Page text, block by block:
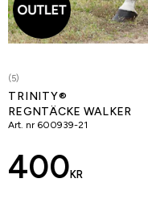
(5)
TRINITY®
REGNTÄCKE WALKER
Art. nr 600939-21
400 KR